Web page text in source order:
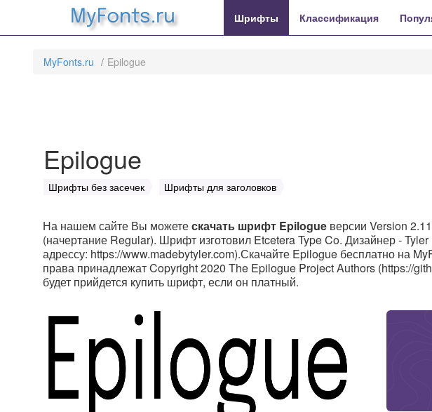
MyFonts.ru Шрифты Классификация
MyFonts.ru Epilogue
Epilogue
Шрифты без засечек Шрифты для заголовков
На нашем сайте Вы можетескачать шрифт Epilogue версии Version
(начертание Regular). Шрифт изготовил Etcetera Type Co. Дизайнер -
адрессу: https://www.madebytyler.com).Скачайте Epilogue бесплатно на
права принадлежат Copyright 2020 The Epilogue Project Authors (https://
будет прийдется купить шрифт, если он платный.